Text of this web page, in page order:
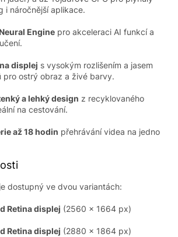
i náročnější aplikace.
Engine pro akceleraci AI funkcí a
displej s vysokým rozlišením a jasem
pro ostrý obraz a živé barvy.
a lehký design z recyklovaného
na cestování.
až 18 hodin přehrávání videa na jedno
dostupný ve dvou variantách:
Retina displej (2560 × 1664 px)
Retina displej (2880 × 1864 px)